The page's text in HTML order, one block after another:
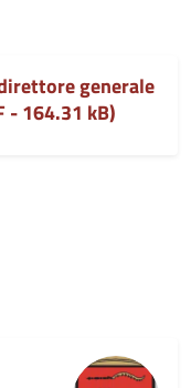
generale
- 164.31 kB)